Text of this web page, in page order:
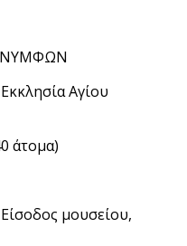
ΝΥΜΦΩΝ
Αγίου
άτομα)
μουσείου,